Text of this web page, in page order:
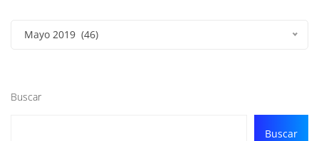
Mayo 2019 (46)
Buscar
Buscar